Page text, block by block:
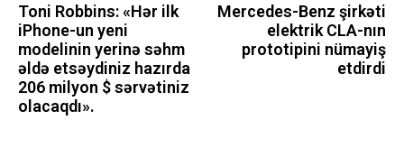
Toni Robbins: «Hər ilk
iPhone-un yeni
modelinin yerinə səhm
əldə etsəydiniz hazırda
206 milyon $ sərvətiniz
olacaqdı».
Mercedes-Benz şirkəti
elektrik CLA-nın
prototipini nümayiş
etdirdi